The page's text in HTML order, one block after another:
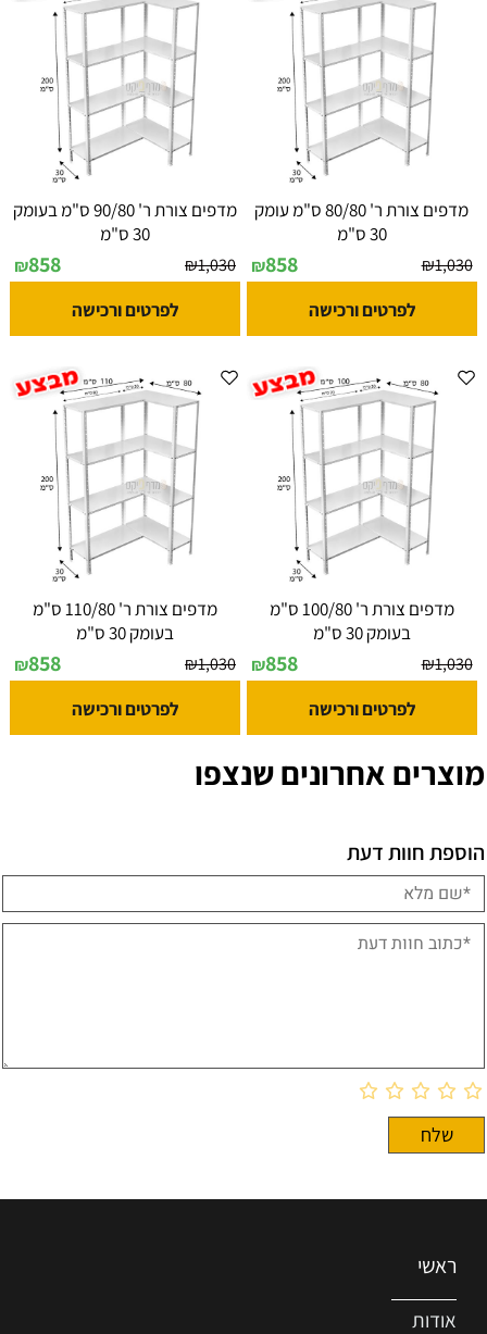
מדפים צורת ר' 80/80 ס"מ עומק
30 ס"מ
₪1,030
₪858
לפרטים ורכישה
מדפים צורת ר' 90/80 ס"מ בעומק
30 ס"מ
₪1,030
₪858
לפרטים ורכישה
מדפים צורת ר' 100/80 ס"מ
בעומק 30 ס"מ
₪1,030
₪858
לפרטים ורכישה
מדפים צורת ר' 110/80 ס"מ
בעומק 30 ס"מ
₪1,030
₪858
לפרטים ורכישה
מוצרים אחרונים שנצפו
הוספת חוות דעת
ראשי
אודות